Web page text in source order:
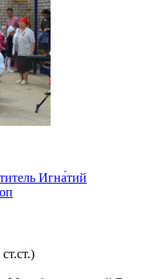
Игна́тий